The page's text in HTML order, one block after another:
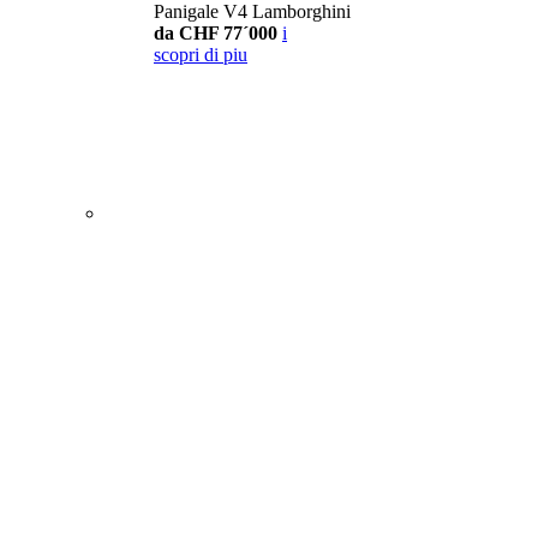
Panigale V4 Lamborghini
da CHF 77´000 i
scopri di piu